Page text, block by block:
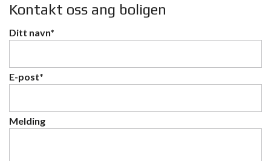
Kontakt oss ang boligen
Ditt navn*
E-post*
Melding